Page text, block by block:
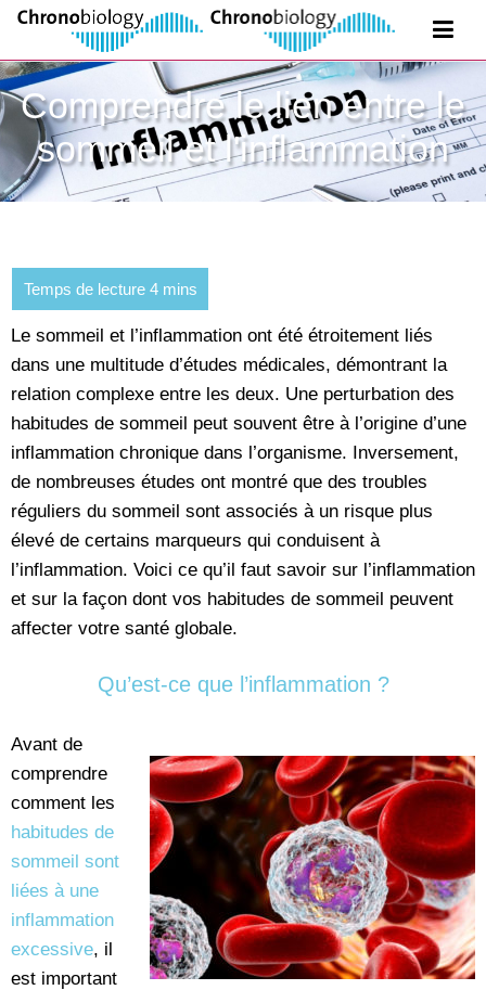
Comprendre le lien entre le
sommeil et l'inflammation
Le sommeil et l’inflammation ont été étroitement liés
dans une multitude d’études médicales, démontrant la
relation complexe entre les deux. Une perturbation des
habitudes de sommeil peut souvent être à l’origine d’une
inflammation chronique dans l’organisme. Inversement,
de nombreuses études ont montré que des troubles
réguliers du sommeil sont associés à un risque plus
élevé de certains marqueurs qui conduisent à
l’inflammation. Voici ce qu’il faut savoir sur l’inflammation
et sur la façon dont vos habitudes de sommeil peuvent
affecter votre santé globale.
Qu’est-ce que l’inflammation ?
Avant de
comprendre
comment les
habitudes de
sommeil sont
liées à une
inflammation
excessive, il
est important